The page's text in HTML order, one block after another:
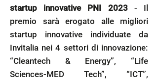
startup innovative PNI 2023- Il
premio sarà erogato alle migliori
startup innovative individuate da
Invitalia nei 4 settori di innovazione:
“Cleantech & Energy”, “Life
Sciences-MED Tech”, “ICT”,